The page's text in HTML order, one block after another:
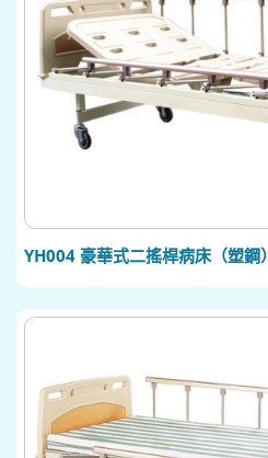
YH004 豪華式二搖桿病床（塑鋼）